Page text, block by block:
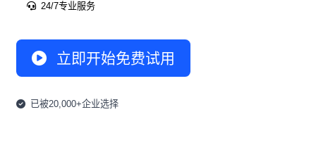
24/7专业服务
立即开始免费试用
已被20,000+企业选择